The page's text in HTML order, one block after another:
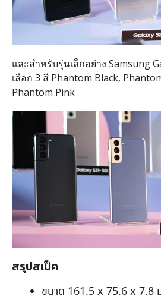
และสำหรับรุ่นเล็กอย่าง Samsung
เลือก 3 สี Phantom Black,
Phantom Pink
สรุปสเป็ค
ขนาด 161.5 x 75.6 x 7.8